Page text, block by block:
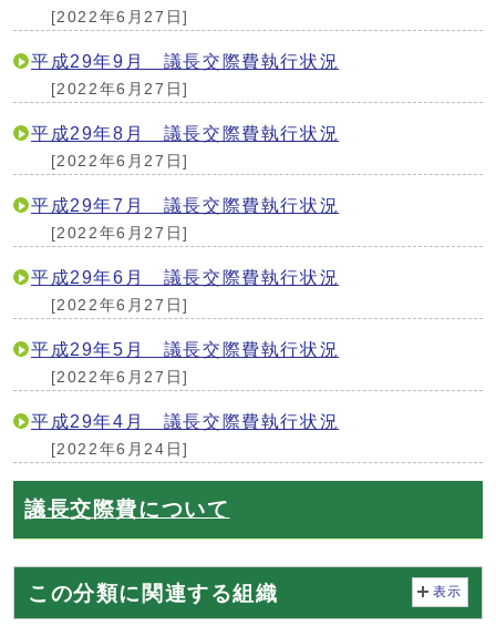
[2022年6月27日]
平成29年9月 議長交際費執行状況
[2022年6月27日]
平成29年8月 議長交際費執行状況
[2022年6月27日]
平成29年7月 議長交際費執行状況
[2022年6月27日]
平成29年6月 議長交際費執行状況
[2022年6月27日]
平成29年5月 議長交際費執行状況
[2022年6月27日]
平成29年4月 議長交際費執行状況
[2022年6月24日]
議長交際費について
この分類に関連する組織 表示